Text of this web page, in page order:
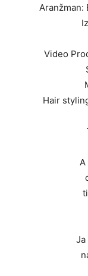
Aranžman:
Video
Hair
A
Ja